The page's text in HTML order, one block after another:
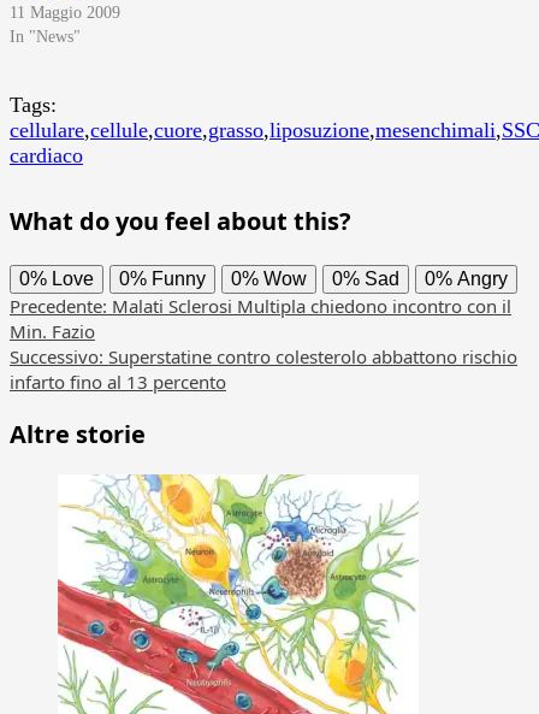
11 Maggio 2009
In "News"
Tags:
cellulare,cellule,cuore,grasso,liposuzione,mesenchimali,
cardiaco
What do you feel about this?
0% Love 0% Funny 0% Wow 0% Sad 0% Angry
Navigazione
articolo
Precedente: Malati Sclerosi Multipla chiedono incontro con il
Min. Fazio
Successivo: Superstatine contro colesterolo abbattono rischio
infarto fino al 13 percento
Altre storie